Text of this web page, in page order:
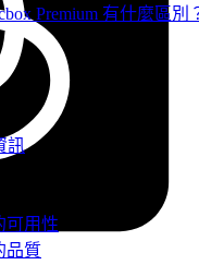
Premium 有什麼區別
訊
可用性
品質